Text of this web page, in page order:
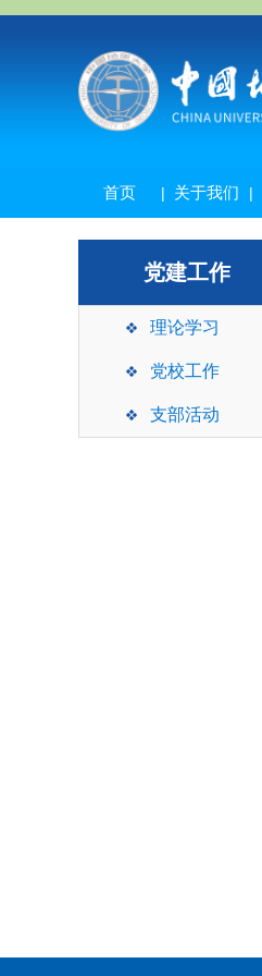
首页 | 关于我们 |
资料下载
党建工作
理论学习
党校工作
支部活动